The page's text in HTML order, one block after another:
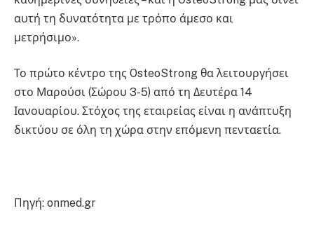
αυτή τη δυνατότητα με τρόπο άμεσο και
μετρήσιμο».
Το πρώτο κέντρο της OsteoStrong θα λειτουργήσει
στο Μαρούσι (Σώρου 3-5) από τη Δευτέρα 14
Ιανουαρίου. Στόχος της εταιρείας είναι η ανάπτυξη
δικτύου σε όλη τη χώρα στην επόμενη πενταετία.
Πηγή: onmed.gr